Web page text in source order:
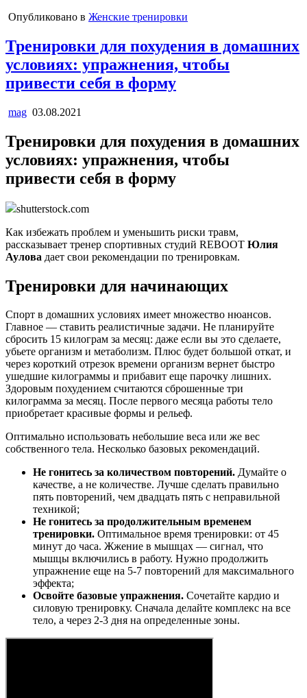
Опубликовано в Женские тренировки
Тренировки для похудения в домашних
условиях: упражнения, чтобы
привести себя в форму
mag 03.08.2021
Тренировки для похудения в домашних
условиях: упражнения, чтобы
привести себя в форму
shutterstock.com
Как избежать проблем и уменьшить риски травм,
рассказывает тренер спортивных студий REBOOT Юлия
Аулова дает свои рекомендации по тренировкам.
Тренировки для начинающих
Спорт в домашних условиях имеет множество нюансов.
Главное — ставить реалистичные задачи. Не планируйте
сбросить 15 килограм за месяц: даже если вы это сделаете,
убьете организм и метаболизм. Плюс будет большой откат, и
через короткий отрезок времени организм вернет быстро
ушедшие килограммы и прибавит еще парочку лишних.
Здоровым похудением считаются сброшенные три
килограмма за месяц. После первого месяца работы тело
приобретает красивые формы и рельеф.
Оптимально использовать небольшие веса или же вес
собственного тела. Несколько базовых рекомендаций.
Не гонитесь за количеством повторений. Думайте о
качестве, а не количестве. Лучше сделать правильно
пять повторений, чем двадцать пять с неправильной
техникой;
Не гонитесь за продолжительным временем
тренировки. Оптимальное время тренировки: от 45
минут до часа. Жжение в мышцах — сигнал, что
мышцы включились в работу. Нужно продолжить
упражнение еще на 5-7 повторений для максимального
эффекта;
Освойте базовые упражнения. Сочетайте кардио и
силовую тренировку. Сначала делайте комплекс на все
тело, а через 2-3 дня на определенные зоны.